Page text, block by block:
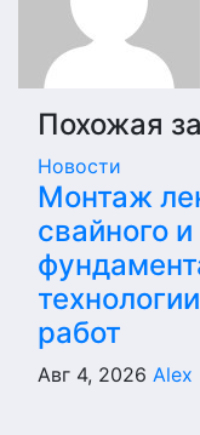
Похожая
Новости
Монтаж
свайного
работ
Авг 4, 2026 Alex